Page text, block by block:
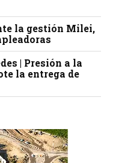
la gestión Milei,
| Presión a la
la entrega de